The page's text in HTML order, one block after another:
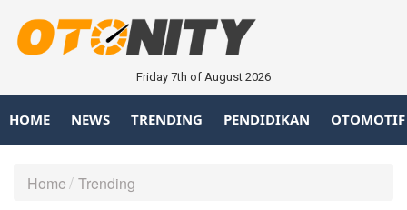
Friday 7th of August 2026
HOME NEWS TRENDING PENDIDIKAN OTOMOTIF
Home Trending